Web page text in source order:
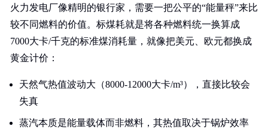
火力发电厂像精明的银行家，需要一把公平的“能量秤”来比
较不同燃料的价值。标煤耗就是将各种燃料统一换算成
7000大卡/千克的标准煤消耗量，就像把美元、欧元都换成
黄金计价：
天然气热值波动大（8000-12000大卡/m³），直接比较会
失真
蒸汽本质是能量载体而非燃料，其热值取决于锅炉效率